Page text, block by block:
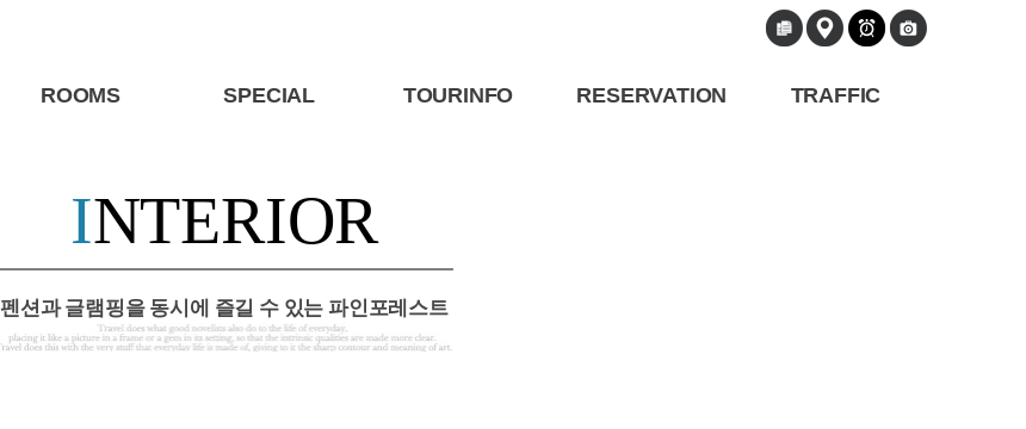
ROOMS SPECIAL TOURINFO RESERVATION TRAFFIC
INTERIOR
펜션과 글램핑을 동시에 즐길 수 있는 파인포레스트